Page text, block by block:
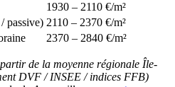
1930 – 2110 €/m²
passive) 2110 – 2370 €/m²
2370 – 2840 €/m²
de la moyenne régionale Île-
DVF / INSEE / indices FFB)